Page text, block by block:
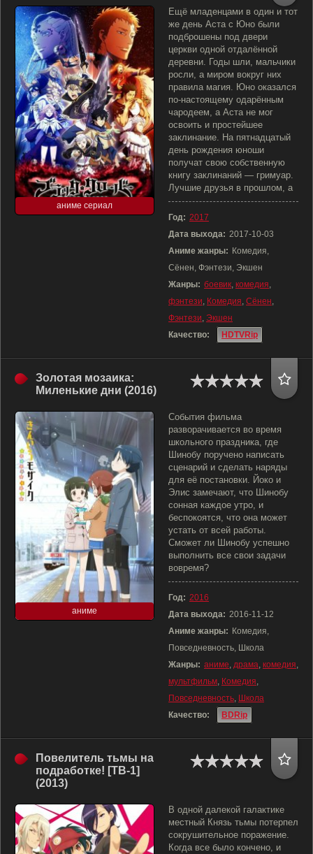
аниме сериал
Ещё младенцами в один и тот
же день Аста с Юно были
подброшены под двери
церкви одной отдалённой
деревни. Годы шли, мальчики
росли, а миром вокруг них
правила магия. Юно оказался
по-настоящему одарённым
чародеем, а Аста не мог
освоить и простейшее
заклинание. На пятнадцатый
день рождения юноши
получат свою собственную
книгу заклинаний — гримуар.
Лучшие друзья в прошлом, а
Год: 2017
Дата выхода: 2017-10-03
Аниме жанры: Комедия,
Сёнен, Фэнтези, Экшен
Жанры: боевик, комедия,
фэнтези, Комедия, Сёнен,
Фэнтези, Экшен
Качество:
HDTVRip
Золотая мозаика:
Миленькие дни (2016)
аниме
События фильма
разворачивается во время
школьного праздника, где
Шинобу поручено написать
сценарий и сделать наряды
для её постановки. Йоко и
Элис замечают, что Шинобу
сонная каждое утро, и
беспокоятся, что она может
устать от всей работы.
Сможет ли Шинобу успешно
выполнить все свои задачи
вовремя?
Год: 2016
Дата выхода: 2016-11-12
Аниме жанры: Комедия,
Повседневность, Школа
Жанры: аниме, драма, комедия,
мультфильм, Комедия,
Повседневность, Школа
Качество:
BDRip
Повелитель тьмы на
подработке! [ТВ-1]
(2013)
В одной далекой галактике
местный Князь тьмы потерпел
сокрушительное поражение.
Когда все было кончено, и